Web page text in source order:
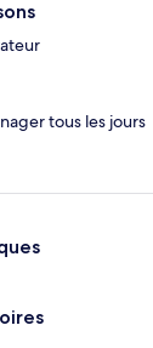
tous les jours